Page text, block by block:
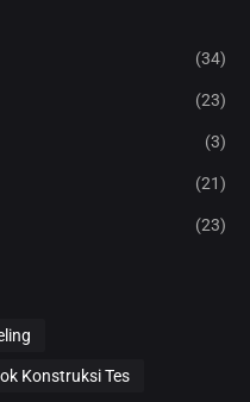
(34)
(23)
(3)
(21)
(23)
Konstruksi Tes